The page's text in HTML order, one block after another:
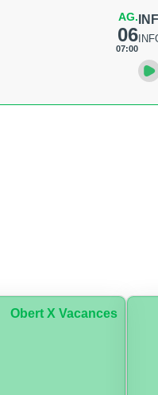
AG.
06
07:00
Obert X Vacances